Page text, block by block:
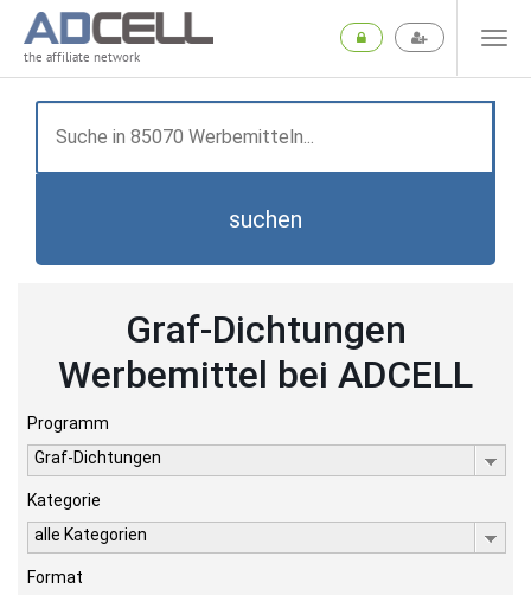
the affiliate network
suchen
Graf-Dichtungen
Werbemittel bei ADCELL
Programm
Graf-Dichtungen
Kategorie
alle Kategorien
Format